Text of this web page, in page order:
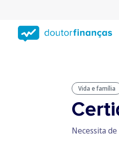
conteúdo
principal
Vida e família
Necessita